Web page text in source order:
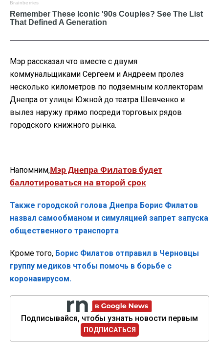
Мэр рассказал что вместе с двумя
коммунальщиками Сергеем и Андреем пролез
несколько километров по подземным коллекторам
Днепра от улицы Южной до театра Шевченко и
вылез наружу прямо посреди торговых рядов
городского книжного рынка.
Напомним,Мэр Днепра Филатов будет
баллотироваться на второй срок
Также городской голова Днепра Борис Филатов
назвал самообманом и симуляцией запрет запуска
общественного транспорта
Кроме того, Борис Филатов отправил в Черновцы
группу медиков чтобы помочь в борьбе с
коронавирусом.
Подписывайся, чтобы узнать новости первым
ПОДПИСАТЬСЯ